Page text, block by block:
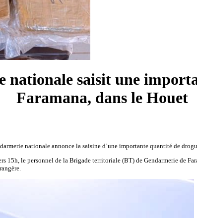
saisit une
Faramana, dans le Houet
nationale annonce la saisine d’une importante quantité de
le personnel de la Brigade territoriale (BT) de Gendarmerie de